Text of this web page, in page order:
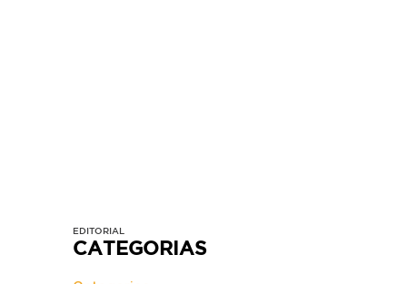
EDITORIAL
CATEGORIAS